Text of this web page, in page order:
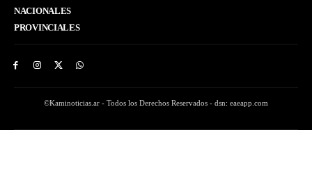
NACIONALES
PROVINCIALES
©Kaminoticias.ar - Todos los Derechos Reservados - dsn: eaeapp.com